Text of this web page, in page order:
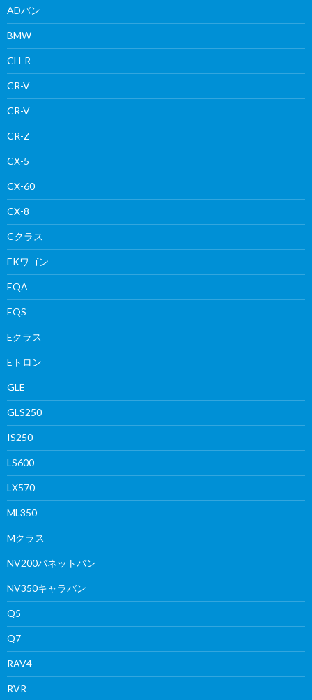
ADバン
BMW
CH-R
CR-V
CR-V
CR-Z
CX-5
CX-60
CX-8
Cクラス
EKワゴン
EQA
EQS
Eクラス
Eトロン
GLE
GLS250
IS250
LS600
LX570
ML350
Mクラス
NV200バネットバン
NV350キャラバン
Q5
Q7
RAV4
RVR